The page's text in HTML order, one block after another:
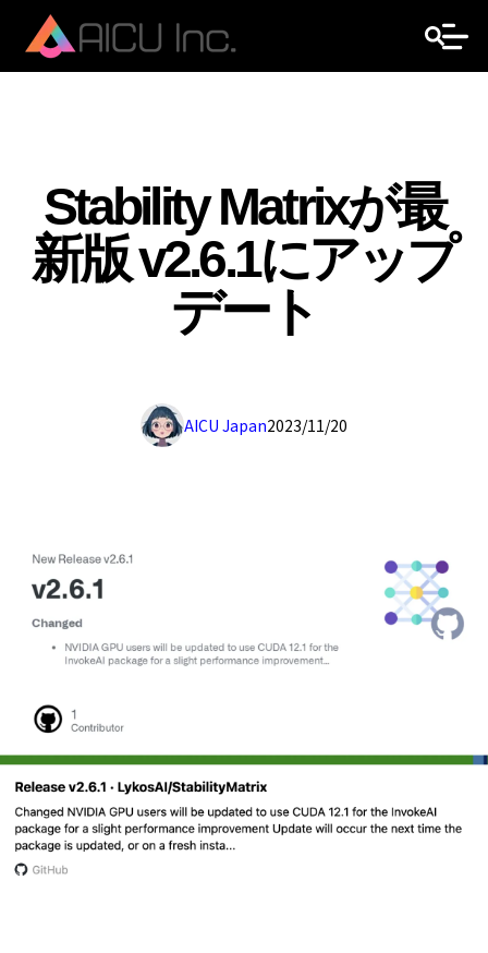
Stability Matrixが最
新版 v2.6.1にアップ
デート
2023/11/20
AICU Japan